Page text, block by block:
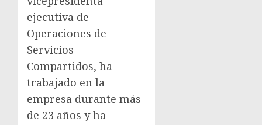
ejecutiva de
Operaciones de
Servicios
Compartidos, ha
trabajado en la
empresa durante más
de 23 años y ha